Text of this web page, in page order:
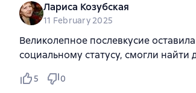
Лариса Козубская
11 February 2025
Великолепное послевкусие
социальному статусу, смогли найти
5 0